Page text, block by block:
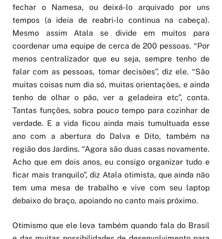
fechar o Namesa, ou deixá-lo arquivado por uns
tempos (a ideia de reabri-lo continua na cabeça).
Mesmo assim Atala se divide em muitos para
coordenar uma equipe de cerca de 200 pessoas. “Por
menos centralizador que eu seja, sempre tenho de
falar com as pessoas, tomar decisões”, diz ele. “São
muitas coisas num dia só, muitas orientações, e ainda
tenho de olhar o pão, ver a geladeira etc”, conta.
Tantas funções, sobra pouco tempo para cozinhar de
verdade. E a vida ficou ainda mais tumultuada esse
ano com a abertura do Dalva e Dito, também na
região dos Jardins. “Agora são duas casas novamente.
Acho que em dois anos, eu consigo organizar tudo e
ficar mais tranquilo”, diz Atala otimista, que ainda não
tem uma mesa de trabalho e vive com seu laptop
debaixo do braço, apoiando no canto mais próximo.
Otimismo que ele leva também quando fala do Brasil
e das muitas possibilidades de desenvolvimento para